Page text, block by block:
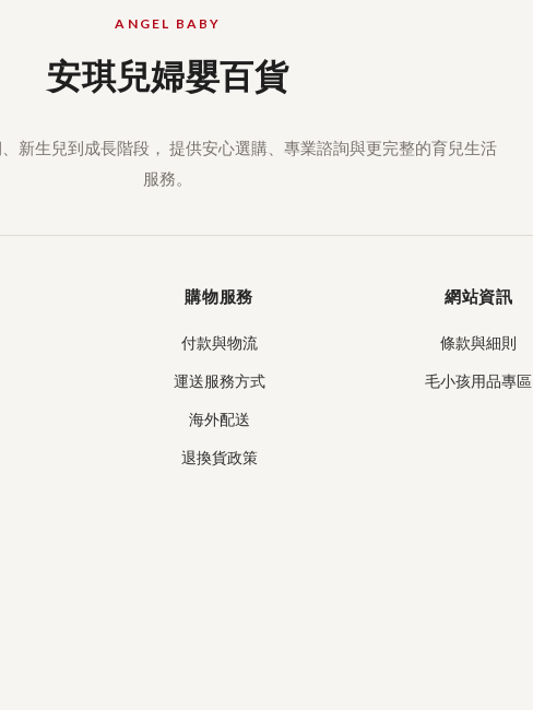
ANGEL BABY
安琪兒婦嬰百貨
新生兒到成長階段， 提供安心選購、專業諮詢與更完整的育兒生活
服務。
購物服務
付款與物流
運送服務方式
海外配送
退換貨政策
網站資訊
條款與細則
毛小孩用品專區